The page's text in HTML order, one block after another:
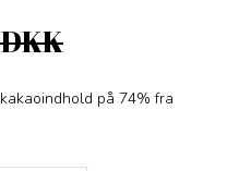
på 74% fra